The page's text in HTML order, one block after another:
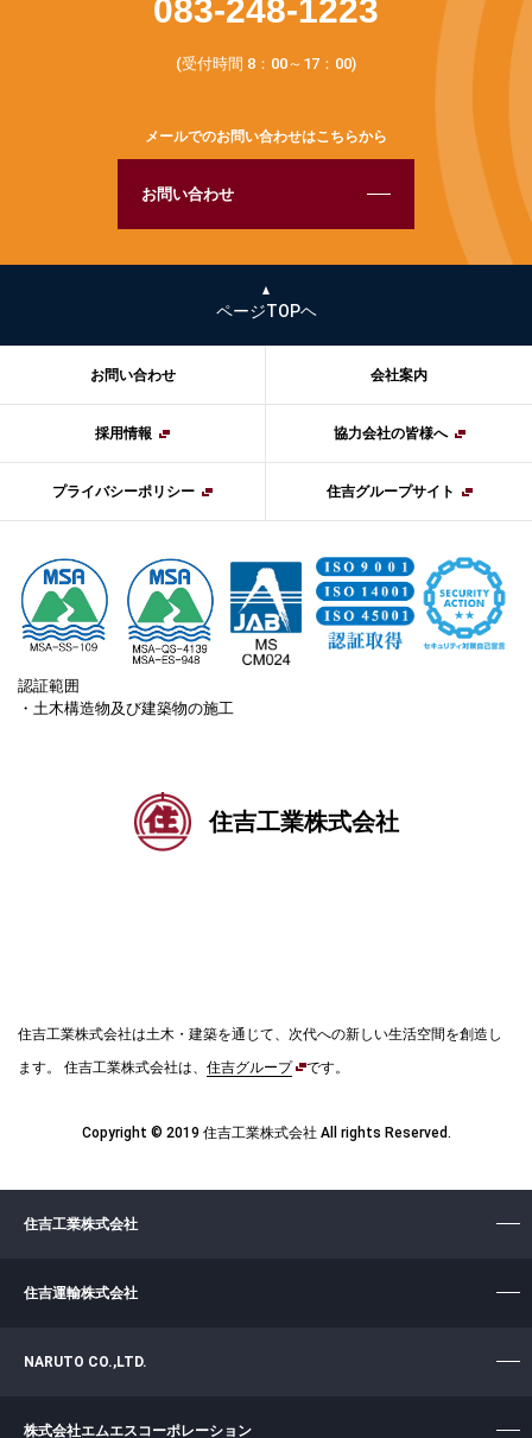
083-248-1223
(受付時間 8：00～17：00)
メールでのお問い合わせはこちらから
お問い合わせ
ページTOPヘ
お問い合わせ 会社案内
採用情報 協力会社の皆様へ
プライバシーポリシー 住吉グループサイト
認証範囲
・土木構造物及び建築物の施工
住吉工業株式会社
住吉工業株式会社は土木・建築を通じて、次代への新しい生活空間を創造し
ます。
住吉工業株式会社は、 住吉グループです。
Copyright © 2019 住吉工業株式会社 All rights Reserved.
住吉工業株式会社
住吉運輸株式会社
NARUTO CO.,LTD.
株式会社エムエスコーポレーション